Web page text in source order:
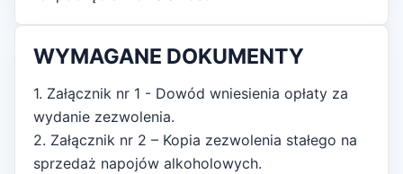
WYMAGANE DOKUMENTY
1. Załącznik nr 1 - Dowód wniesienia opłaty za
wydanie zezwolenia.
2. Załącznik nr 2 – Kopia zezwolenia stałego na
sprzedaż napojów alkoholowych.